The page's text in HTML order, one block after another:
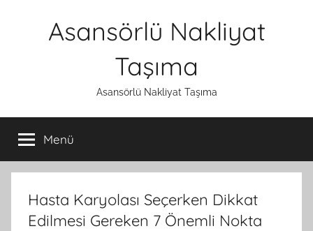
Asansörlü Nakliyat
Taşıma
Asansörlü Nakliyat Taşıma
Menü
Hasta Karyolası Seçerken Dikkat
Edilmesi Gereken 7 Önemli Nokta